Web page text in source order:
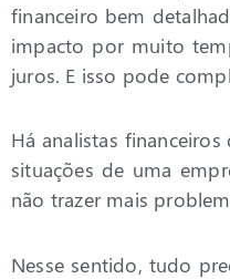
financeiro bem
impacto por muito
juros. E isso pode
Há analistas
situações de uma
não trazer mais
Nesse sentido, tudo